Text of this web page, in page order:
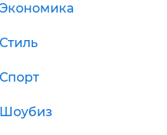
Экономика
Стиль
Спорт
Шоубиз